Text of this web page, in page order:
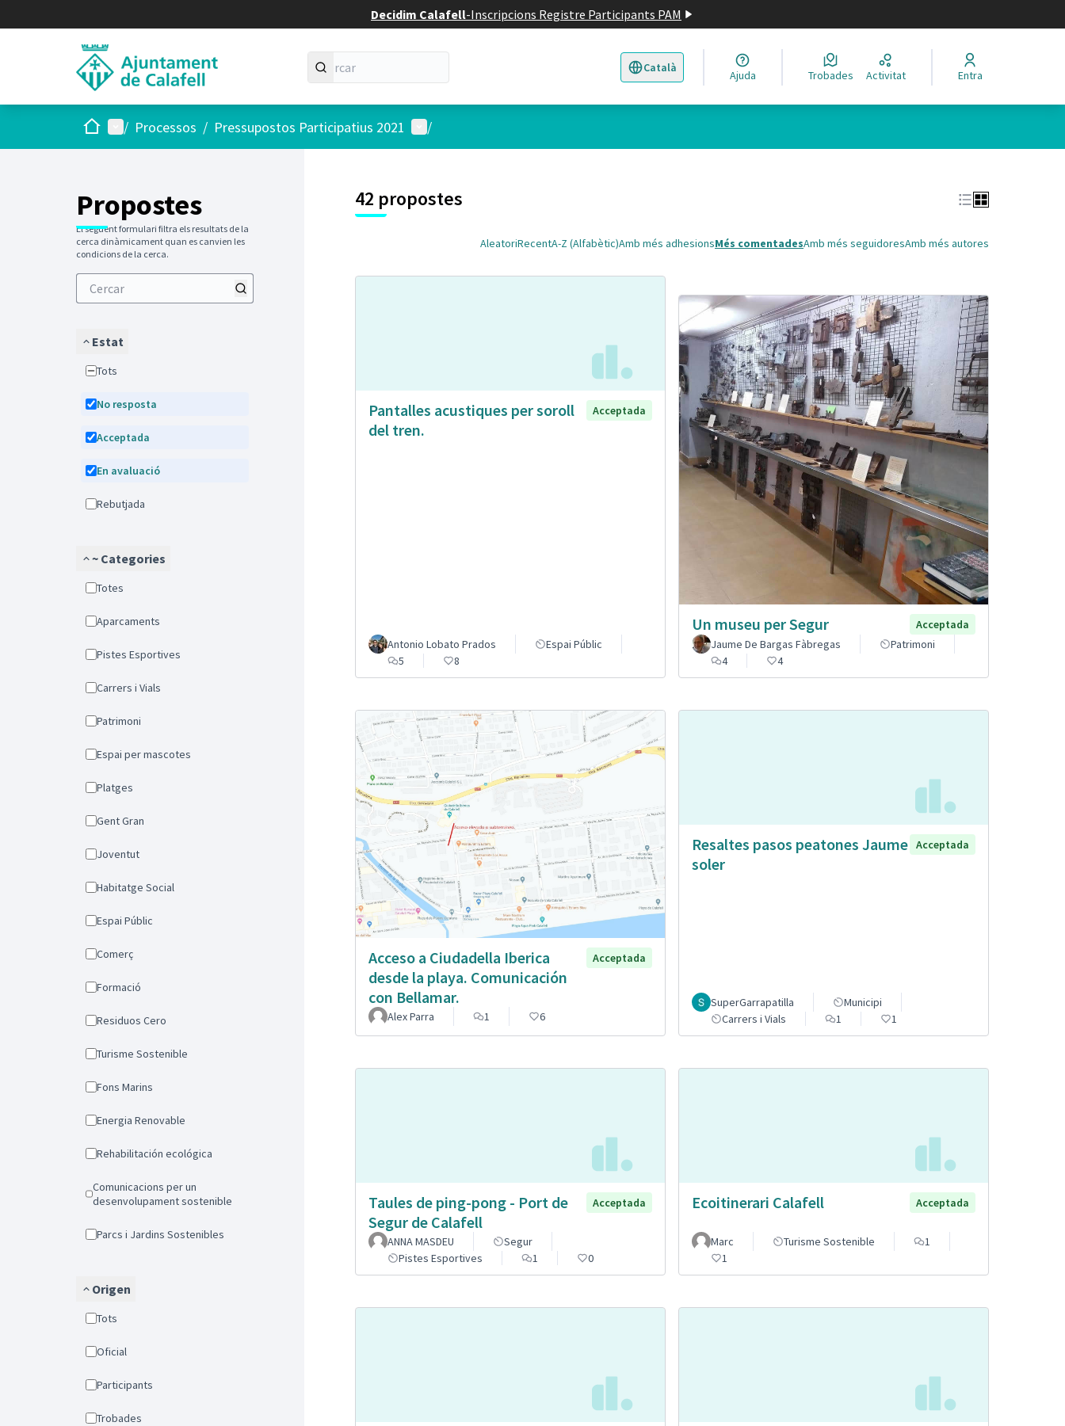
Decidim Calafell-Inscripcions Registre Participants PAM
Català
Triar la llengua Elegir el idioma
Ajuda Trobades Activitat Entra
Inici Menú principal
/ Processos / Pressupostos Participatius 2021 Menú d'usuari
/
Propostes
El següent formulari filtra els resultats de la
cerca dinàmicament quan es canvien les
condicions de la cerca.
Estat
Tots
No resposta
Acceptada
En avaluació
Rebutjada
~ Categories
Totes
Aparcaments
Pistes Esportives
Carrers i Vials
Patrimoni
Espai per mascotes
Platges
Gent Gran
Joventut
Habitatge Social
Espai Públic
Comerç
Formació
Residuos Cero
Turisme Sostenible
Fons Marins
Energia Renovable
Rehabilitación ecológica
Comunicacions per un
desenvolupament sostenible
Parcs i Jardins Sostenibles
Origen
Tots
Oficial
Participants
Trobades
42 propostes
AleatoriRecentA-Z (Alfabètic)Amb més adhesionsMés comentadesAmb més seguidoresAmb més autores
Pantalles acustiques per soroll
del tren.
Acceptada
Antonio Lobato Prados
Espai Públic
5
8
Un museu per Segur
Acceptada
Jaume De Bargas Fàbregas
Patrimoni
4
4
Acceso a Ciudadella Iberica
desde la playa. Comunicación
con Bellamar.
Acceptada
Alex Parra 1 6
Resaltes pasos peatones Jaume
soler
Acceptada
SuperGarrapatilla
Municipi
Carrers i Vials
1 1
Taules de ping-pong - Port de
Segur de Calafell
Acceptada
ANNA MASDEU
Segur
Pistes Esportives
1 0
Ecoitinerari Calafell Acceptada
Marc Turisme Sostenible
1
1